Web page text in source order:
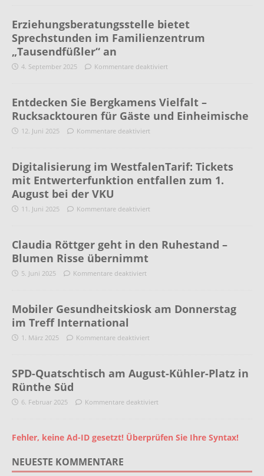
Erziehungsberatungsstelle bietet
Sprechstunden im Familienzentrum
„Tausendfüßler“ an
4. September 2025 Kommentare deaktiviert
Entdecken Sie Bergkamens Vielfalt –
Rucksacktouren für Gäste und Einheimische
12. Juni 2025 Kommentare deaktiviert
Digitalisierung im WestfalenTarif: Tickets
mit Entwerterfunktion entfallen zum 1.
August bei der VKU
11. Juni 2025 Kommentare deaktiviert
Claudia Röttger geht in den Ruhestand –
Blumen Risse übernimmt
5. Juni 2025 Kommentare deaktiviert
Mobiler Gesundheitskiosk am Donnerstag
im Treff International
1. März 2025 Kommentare deaktiviert
SPD-Quatschtisch am August-Kühler-Platz in
Rünthe Süd
6. Februar 2025 Kommentare deaktiviert
Fehler, keine Ad-ID gesetzt! Überprüfen Sie Ihre Syntax!
NEUESTE KOMMENTARE